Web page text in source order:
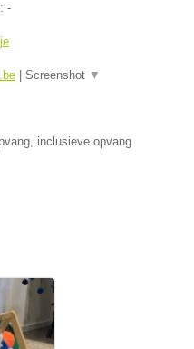
-
Screenshot ▼
inclusieve opvang